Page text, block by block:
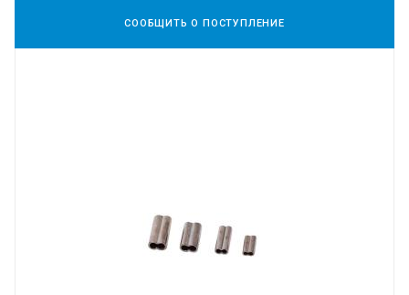
СООБЩИТЬ О ПОСТУПЛЕНИЕ